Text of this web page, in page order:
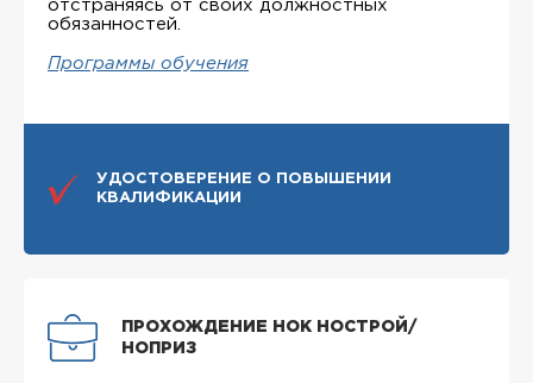
отстраняясь от своих должностных
обязанностей.
Программы обучения
УДОСТОВЕРЕНИЕ О ПОВЫШЕНИИ
КВАЛИФИКАЦИИ
ПРОХОЖДЕНИЕ НОК НОСТРОЙ/
НОПРИЗ